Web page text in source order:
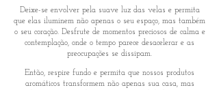
Deixe-se envolver pela suave luz das velas e permita
que elas iluminem não apenas o seu espaço, mas também
o seu coração. Desfrute de momentos preciosos de calma e
contemplação, onde o tempo parece desacelerar e as
preocupações se dissipam.
Então, respire fundo e permita que nossos produtos
aromáticos transformem não apenas sua casa, mas